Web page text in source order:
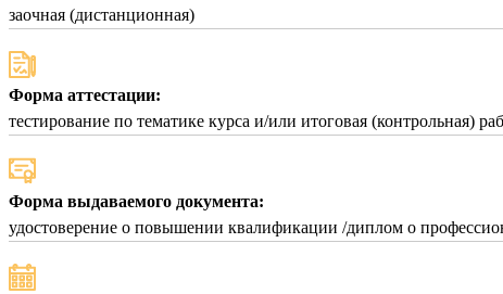
заочная (дистанционная)
Форма аттестации:
тестирование по тематике курса и/или итоговая (контрольная)
Форма выдаваемого документа:
удостоверение о повышении квалификации /диплом о